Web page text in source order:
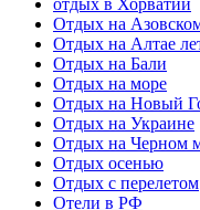
отдых в Хорватии
Отдых на
Отдых на Алтае
Отдых на Бали
Отдых на море
Отдых на Новый
Отдых на Украине
Отдых на Черном
Отдых осенью
Отдых с перелетом
Отели в РФ